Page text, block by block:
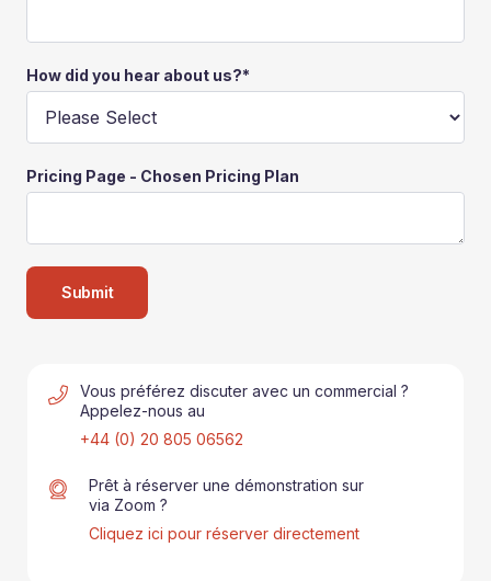
How did you hear about us?*
Pricing Page - Chosen Pricing Plan
Vous préférez discuter avec un commercial ?
Appelez-nous au
+44 (0) 20 805 06562
Prêt à réserver une démonstration sur
via Zoom ?
Cliquez ici pour réserver directement